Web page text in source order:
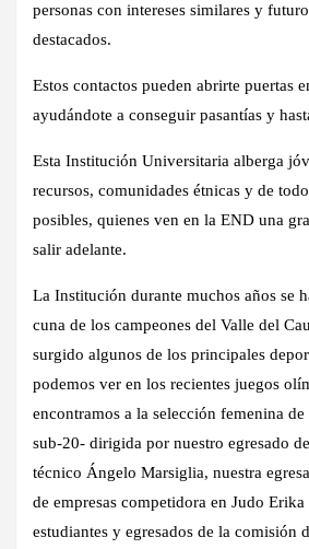
personas con intereses similares y
destacados.
Estos contactos pueden abrirte puertas
ayudándote a conseguir pasantías y
Esta Institución Universitaria alberga
recursos, comunidades étnicas y de
posibles, quienes ven en la END una
salir adelante.
La Institución durante muchos años se
cuna de los campeones del Valle del
surgido algunos de los principales
podemos ver en los recientes juegos
encontramos a la selección femenina
sub-20- dirigida por nuestro egresado
técnico Ángelo Marsiglia, nuestra
de empresas competidora en Judo
estudiantes y egresados de la comisión